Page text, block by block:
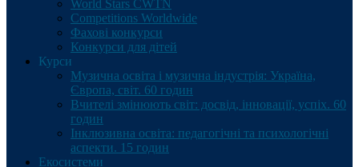
World Stars CWTN
Competitions Worldwide
Фахові конкурси
Конкурси для дітей
Курси
Музична освіта і музична індустрія: Україна,
Європа, світ. 60 годин
Вчителі змінюють світ: досвід, інновації, успіх. 60
годин
Інклюзивна освіта: педагогічні та психологічні
аспекти. 15 годин
Екосистеми